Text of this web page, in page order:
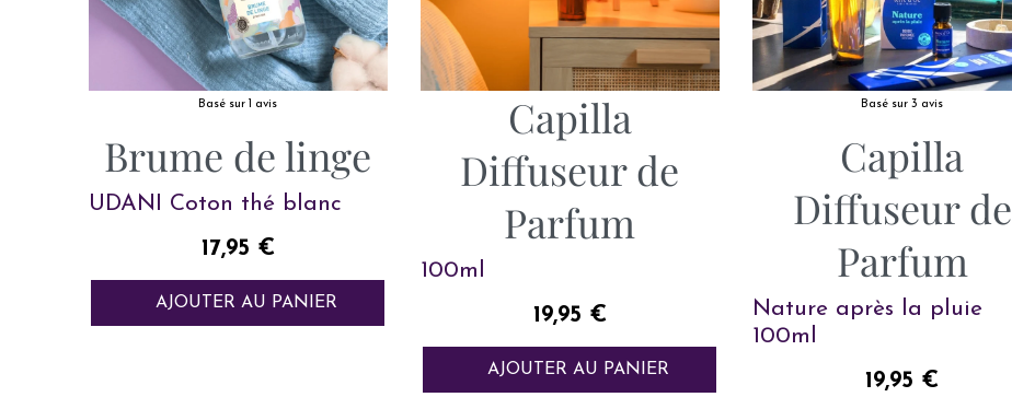
Basé sur 1 avis
Brume de linge
UDANI Coton thé blanc
Prix
17,95 €
AJOUTER AU PANIER
Capilla
Diffuseur de
Parfum
100ml
Prix
19,95 €
AJOUTER AU PANIER
Basé sur 3 avis
Capilla
Diffuseur de
Parfum
Nature après la pluie
100ml
Prix
19,95 €